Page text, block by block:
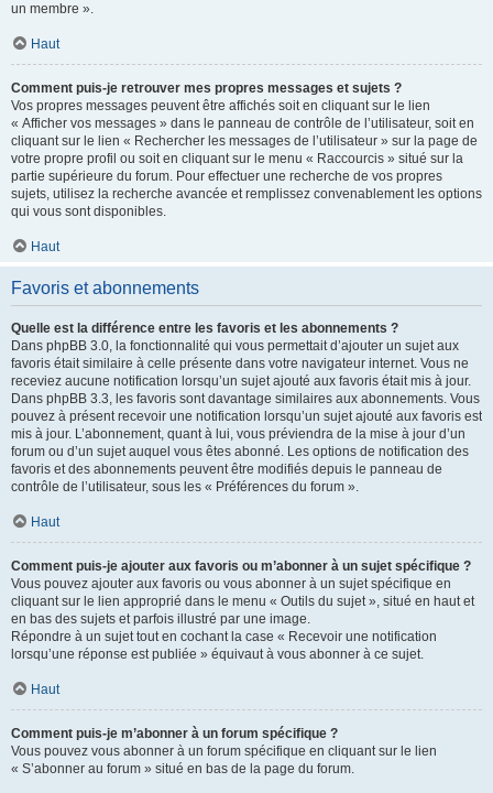
un membre ».
Haut
Comment puis-je retrouver mes propres messages et sujets ?
Vos propres messages peuvent être affichés soit en cliquant sur le lien
« Afficher vos messages » dans le panneau de contrôle de l’utilisateur, soit en
cliquant sur le lien « Rechercher les messages de l’utilisateur » sur la page de
votre propre profil ou soit en cliquant sur le menu « Raccourcis » situé sur la
partie supérieure du forum. Pour effectuer une recherche de vos propres
sujets, utilisez la recherche avancée et remplissez convenablement les options
qui vous sont disponibles.
Haut
Favoris et abonnements
Quelle est la différence entre les favoris et les abonnements ?
Dans phpBB 3.0, la fonctionnalité qui vous permettait d’ajouter un sujet aux
favoris était similaire à celle présente dans votre navigateur internet. Vous ne
receviez aucune notification lorsqu’un sujet ajouté aux favoris était mis à jour.
Dans phpBB 3.3, les favoris sont davantage similaires aux abonnements. Vous
pouvez à présent recevoir une notification lorsqu’un sujet ajouté aux favoris est
mis à jour. L’abonnement, quant à lui, vous préviendra de la mise à jour d’un
forum ou d’un sujet auquel vous êtes abonné. Les options de notification des
favoris et des abonnements peuvent être modifiés depuis le panneau de
contrôle de l’utilisateur, sous les « Préférences du forum ».
Haut
Comment puis-je ajouter aux favoris ou m’abonner à un sujet spécifique ?
Vous pouvez ajouter aux favoris ou vous abonner à un sujet spécifique en
cliquant sur le lien approprié dans le menu « Outils du sujet », situé en haut et
en bas des sujets et parfois illustré par une image.
Répondre à un sujet tout en cochant la case « Recevoir une notification
lorsqu’une réponse est publiée » équivaut à vous abonner à ce sujet.
Haut
Comment puis-je m’abonner à un forum spécifique ?
Vous pouvez vous abonner à un forum spécifique en cliquant sur le lien
« S’abonner au forum » situé en bas de la page du forum.